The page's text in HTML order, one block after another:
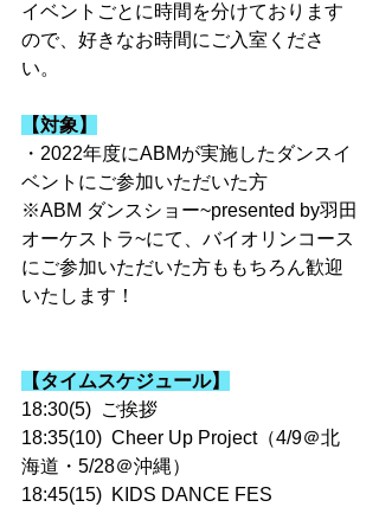
イベントごとに時間を分けております
ので、好きなお時間にご入室くださ
い。
【対象】
・2022年度にABMが実施したダンスイ
ベントにご参加いただいた方
※ABM ダンスショー~presented by羽田
オーケストラ~にて、バイオリンコース
にご参加いただいた方ももちろん歓迎
いたします！
【タイムスケジュール】
18:30(5)  ご挨拶
18:35(10)  Cheer Up Project（4/9＠北
海道・5/28＠沖縄）
18:45(15)  KIDS DANCE FES